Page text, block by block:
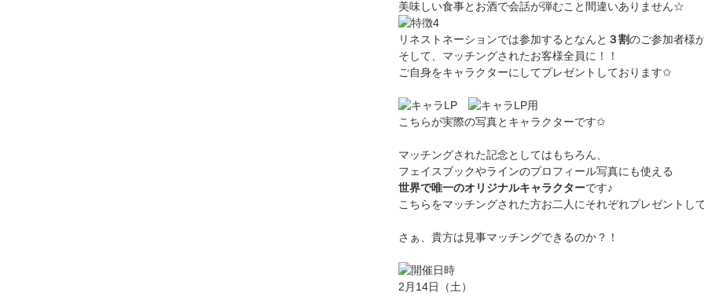
美味しい食事とお酒で会話が弾むこと間違いありません☆
リネストネーションでは参加するとなんと ３割のご参加者様
そして、マッチングされたお客様全員に！！
ご自身をキャラクターにしてプレゼントしております✩
こちらが実際の写真とキャラクターです✩
マッチングされた記念としてはもちろん、
フェイスブックやラインのプロフィール写真にも使える
世界で唯一のオリジナルキャラクターです♪
こちらをマッチングされた方お二人にそれぞれプレゼントし
さぁ、貴方は見事マッチングできるのか？！
2月14日（土）